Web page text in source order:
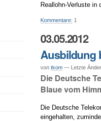
Reallohn-Verluste in
Kommentare: 1
03.05.2012
Ausbildung
von tkom — Letzte
Die Deutsche
Blaue vom
Die Deutsche
eingehalten,